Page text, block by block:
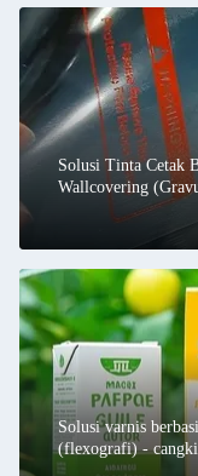
Solusi Tinta Cetak
Wallcovering
Solusi varnis
(flexografi) -